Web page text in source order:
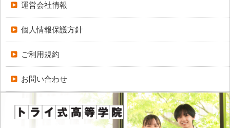
運営会社情報
個人情報保護方針
ご利用規約
お問い合わせ